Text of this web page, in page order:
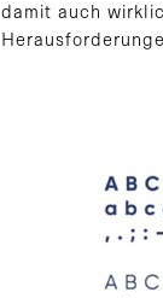
damit auch